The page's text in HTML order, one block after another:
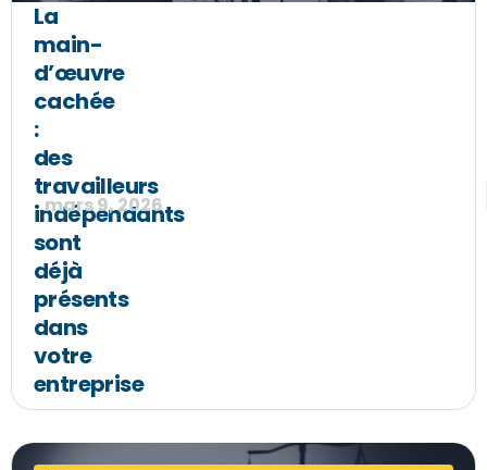
La
main-
d’œuvre
cachée
:
des
travailleurs
indépendants
sont
déjà
présents
dans
votre
entreprise
mars 9, 2026